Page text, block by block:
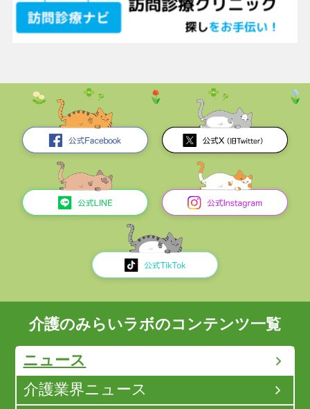
介護のみらいラボのコンテンツ一覧
ニュース
介護業界ニュース